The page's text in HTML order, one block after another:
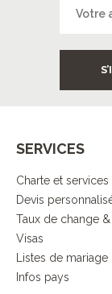
SERVICES
Charte et services
Devis
Taux de change
Visas
Listes de mariage
Infos pays